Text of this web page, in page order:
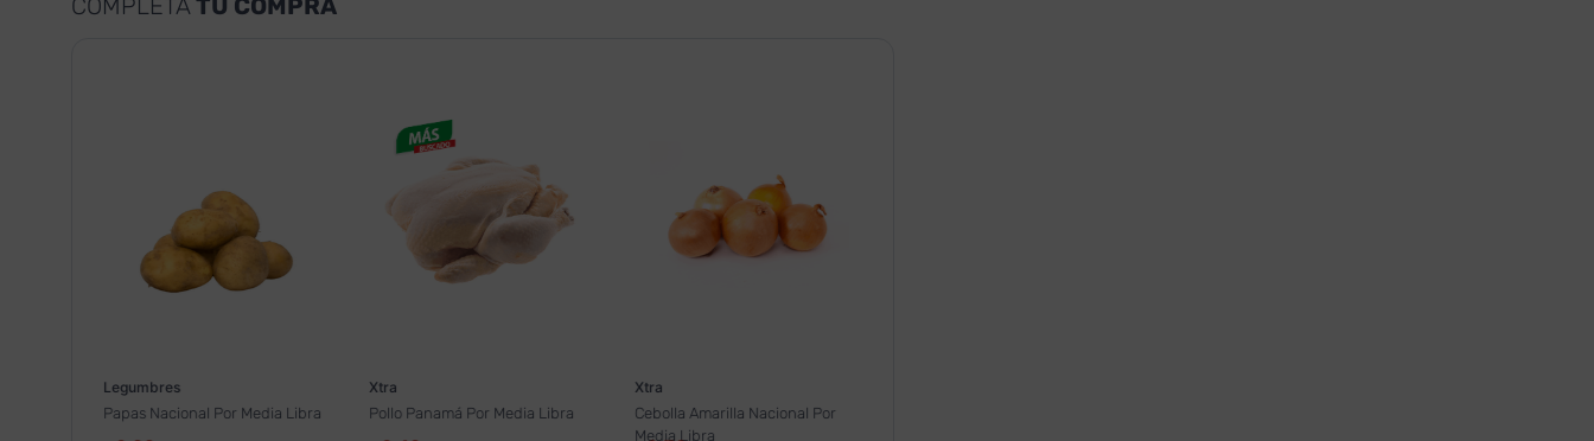
COMPLETATU COMPRA
Legumbres
Papas Nacional Por Media Libra
Xtra
Pollo Panamá Por Media Libra
Xtra
Cebolla Amarilla Nacional Por
Media Libra